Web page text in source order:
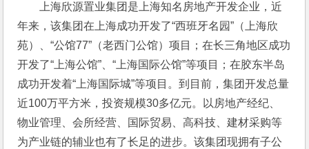
上海欣源置业集团是上海知名房地产开发企业，近
年来，该集团在上海成功开发了“西班牙名园”（上海欣
苑）、“公馆77”（老西门公馆）项目；在长三角地区成功
开发了“上海公馆”、“上海国际公馆”等项目；在胶东半岛
成功开发着“上海国际城”等项目。到目前，集团开发总量
近100万平方米，投资规模30多亿元。以房地产经纪、
物业管理、会所经营、国际贸易、高科技、建材采购等
为产业链的辅业也有了长足的进步。该集团现拥有子公